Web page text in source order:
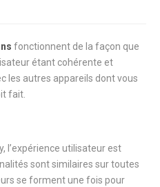
fonctionnent de la façon que
étant cohérente et
les autres appareils dont vous
fait.
l’expérience utilisateur est
sont similaires sur toutes
se forment une fois pour